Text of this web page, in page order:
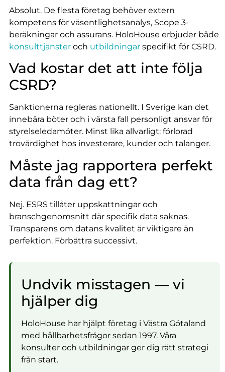
Absolut. De flesta företag behöver extern
kompetens för väsentlighetsanalys, Scope 3-
beräkningar och assurans. HoloHouse erbjuder både
konsulttjänster och utbildningar specifikt för CSRD.
Vad kostar det att inte följa
CSRD?
Sanktionerna regleras nationellt. I Sverige kan det
innebära böter och i värsta fall personligt ansvar för
styrelseledamöter. Minst lika allvarligt: förlorad
trovärdighet hos investerare, kunder och talanger.
Måste jag rapportera perfekt
data från dag ett?
Nej. ESRS tillåter uppskattningar och
branschgenomsnitt där specifik data saknas.
Transparens om datans kvalitet är viktigare än
perfektion. Förbättra successivt.
Undvik misstagen — vi
hjälper dig
HoloHouse har hjälpt företag i Västra Götaland
med hållbarhetsfrågor sedan 1997. Våra
konsulter och utbildningar ger dig rätt strategi
från start.